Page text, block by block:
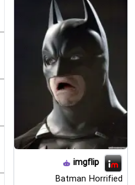
imgflip
Batman Horrified